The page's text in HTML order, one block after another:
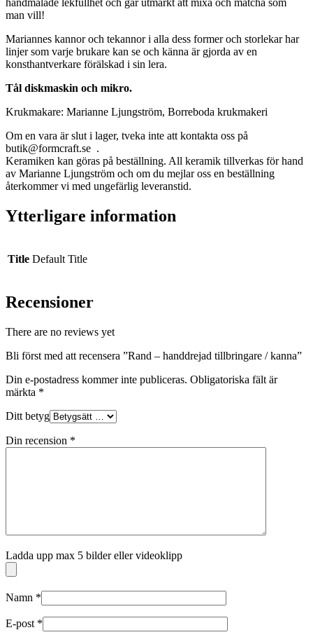
handmålade lekfullhet och går utmärkt att mixa och matcha som
man vill!
Mariannes kannor och tekannor i alla dess former och storlekar har
linjer som varje brukare kan se och känna är gjorda av en
konsthantverkare förälskad i sin lera.
Tål diskmaskin och mikro.
Krukmakare: Marianne Ljungström, Borreboda krukmakeri
Om en vara är slut i lager, tveka inte att kontakta oss på
butik@formcraft.se .
Keramiken kan göras på beställning. All keramik tillverkas för hand
av Marianne Ljungström och om du mejlar oss en beställning
återkommer vi med ungefärlig leveranstid.
Ytterligare information
Title Default Title
Recensioner
There are no reviews yet
Bli först med att recensera ”Rand – handdrejad tillbringare / kanna”
Din e-postadress kommer inte publiceras. Obligatoriska fält är
märkta *
Ditt betyg
Din recension *
Ladda upp max 5 bilder eller videoklipp
Namn *
E-post *